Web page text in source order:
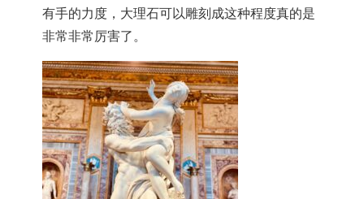
有手的力度， 大理石可以雕刻成这种程度真的是
非常非常厉害了。